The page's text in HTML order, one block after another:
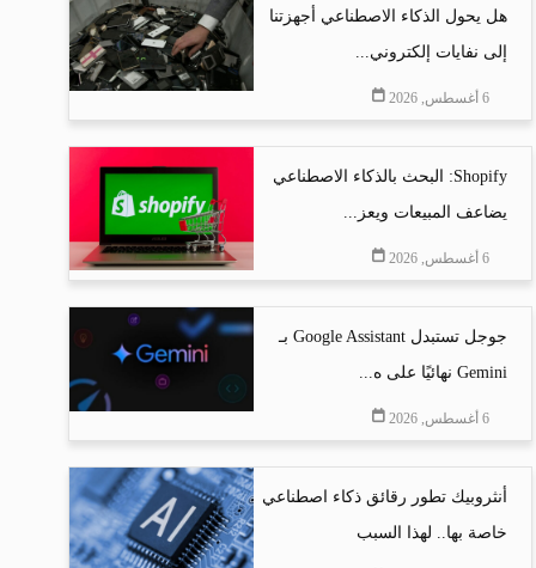
هل يحول الذكاء الاصطناعي أجهزتنا
إلى نفايات إلكتروني...
6 أغسطس, 2026
Shopify: البحث بالذكاء الاصطناعي
يضاعف المبيعات ويعز...
6 أغسطس, 2026
جوجل تستبدل Google Assistant بـ
Gemini نهائيًا على ه...
6 أغسطس, 2026
أنثروبيك تطور رقائق ذكاء اصطناعي
خاصة بها.. لهذا السبب